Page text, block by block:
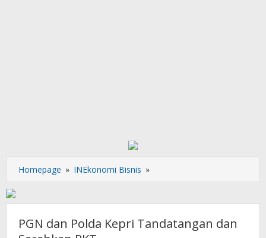
Homepage » INEkonomi Bisnis »
dan
Kepri
Tandatangan
dan
PGN dan Polda Kepri Tandatangan dan